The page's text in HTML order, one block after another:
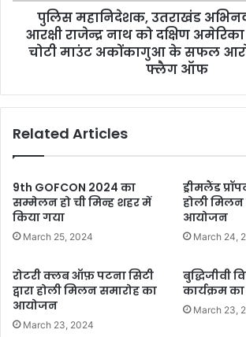
दक्षिण
अमेरिका
ऊंची
माउंट
सफल
आरोहण
हेतु
किया
पुलिस महानिदेशक, उतराखंड अभिनव
आरक्षी राजेन्द्र नाथ को दक्षिण
चोटी माउंट अकोंकागुआ के सफल
फ्लैग ऑफ
Related Articles
9th GOFCON 2024 का
सम्मेलन हो ची मिन्ह शहर में
किया गया
March 25, 2024
ड्रीमलैंड
होली मिलन
आयोजन
March 24,
रोटरी क्लब ऑफ़ पटना सिटी
द्वारा होली मिलन समारोह का
आयोजन
March 23, 2024
बुद्धिजीवी
कार्यक्रम
March 23,